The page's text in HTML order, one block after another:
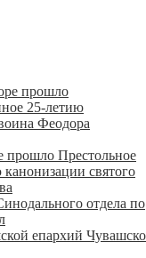
прошло Престольное
святого